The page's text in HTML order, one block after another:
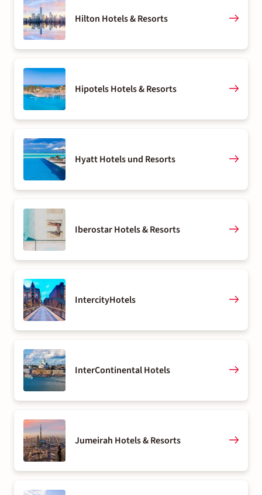
Hilton Hotels & Resorts
Hipotels Hotels & Resorts
Hyatt Hotels und Resorts
Iberostar Hotels & Resorts
IntercityHotels
InterContinental Hotels
Jumeirah Hotels & Resorts